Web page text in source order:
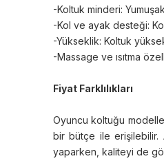
-Koltuk minderi:
-Kol ve ayak desteği:
-Yükseklik: Koltuk
-Massage ve ısıtma
Fiyat Farklılıkları
Oyuncu koltuğu
bir bütçe ile erişilebilir.
yaparken, kaliteyi de